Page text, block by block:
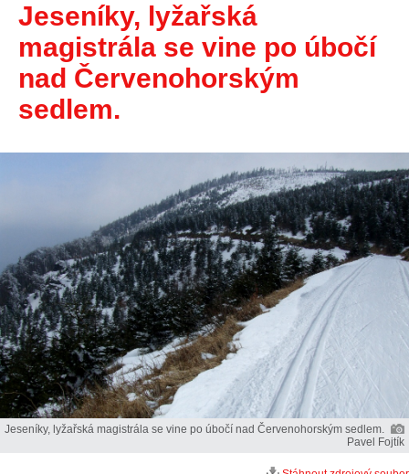
Jeseníky, lyžařská
magistrála se vine po úbočí
nad Červenohorským
sedlem.
Jeseníky, lyžařská magistrála se vine po úbočí nad Červenohorským sedlem.
Pavel Fojtík